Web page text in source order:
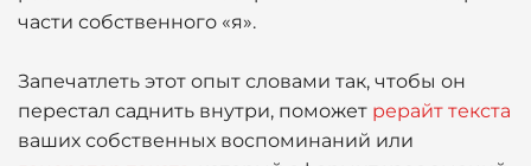
части собственного «я».
Запечатлеть этот опыт словами так, чтобы он
перестал саднить внутри, поможет рерайт текста
ваших собственных воспоминаний или